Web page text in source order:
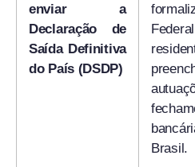
enviar a
Declaração de
Saída Definitiva
do País (DSDP)
Brasil.